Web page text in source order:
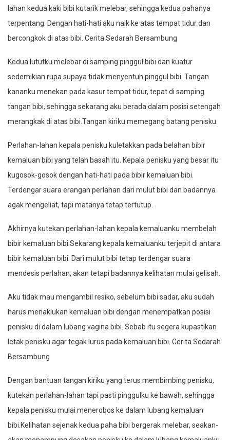
lahan kedua kaki bibi kutarik melebar, sehingga kedua pahanya
terpentang. Dengan hati-hati aku naik ke atas tempat tidur dan
bercongkok di atas bibi. Cerita Sedarah Bersambung
Kedua lututku melebar di samping pinggul bibi dan kuatur
sedemikian rupa supaya tidak menyentuh pinggul bibi. Tangan
kananku menekan pada kasur tempat tidur, tepat di samping
tangan bibi, sehingga sekarang aku berada dalam posisi setengah
merangkak di atas bibi.Tangan kiriku memegang batang penisku.
Perlahan-lahan kepala penisku kuletakkan pada belahan bibir
kemaluan bibi yang telah basah itu. Kepala penisku yang besar itu
kugosok-gosok dengan hati-hati pada bibir kemaluan bibi.
Terdengar suara erangan perlahan dari mulut bibi dan badannya
agak mengeliat, tapi matanya tetap tertutup.
Akhirnya kutekan perlahan-lahan kepala kemaluanku membelah
bibir kemaluan bibi.Sekarang kepala kemaluanku terjepit di antara
bibir kemaluan bibi. Dari mulut bibi tetap terdengar suara
mendesis perlahan, akan tetapi badannya kelihatan mulai gelisah.
Aku tidak mau mengambil resiko, sebelum bibi sadar, aku sudah
harus menaklukan kemaluan bibi dengan menempatkan posisi
penisku di dalam lubang vagina bibi. Sebab itu segera kupastikan
letak penisku agar tegak lurus pada kemaluan bibi. Cerita Sedarah
Bersambung
Dengan bantuan tangan kiriku yang terus membimbing penisku,
kutekan perlahan-lahan tapi pasti pinggulku ke bawah, sehingga
kepala penisku mulai menerobos ke dalam lubang kemaluan
bibi.Kelihatan sejenak kedua paha bibi bergerak melebar, seakan-